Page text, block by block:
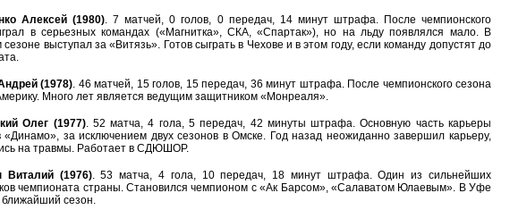
Алексей (1980). 7 матчей, 0 голов, 0 передач, 14 минут штрафа. После чемпионского
в серьезных командах («Магнитка», СКА, «Спартак»), но на льду появлялся мало. В
выступал за «Витязь». Готов сыграть в Чехове и в этом году, если команду допустят до
(1978). 46 матчей, 15 голов, 15 передач, 36 минут штрафа. После чемпионского сезона
Много лет является ведущим защитником «Монреаля».
Олег (1977). 52 матча, 4 гола, 5 передач, 42 минуты штрафа. Основную часть карьеры
«Динамо», за исключением двух сезонов в Омске. Год назад неожиданно завершил карьеру,
на травмы. Работает в СДЮШОР.
Виталий (1976). 53 матча, 4 гола, 10 передач, 18 минут штрафа. Один из сильнейших
чемпионата страны. Становился чемпионом с «Ак Барсом», «Салаватом Юлаевым». В Уфе
ближайший сезон.